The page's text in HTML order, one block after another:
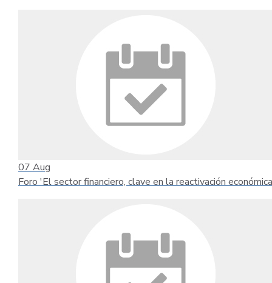
07 Aug
Foro 'El sector financiero, clave en la reactivación